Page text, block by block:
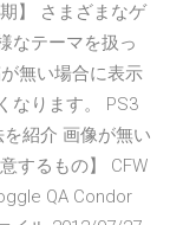
】 さまざまなゲ
なテーマを扱っ
無い場合に表示
なります。 PS3
紹介 画像が無い
するもの】 CFW
QA Condor